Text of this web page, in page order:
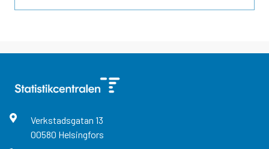
Verkstadsgatan 13
00580 Helsingfors